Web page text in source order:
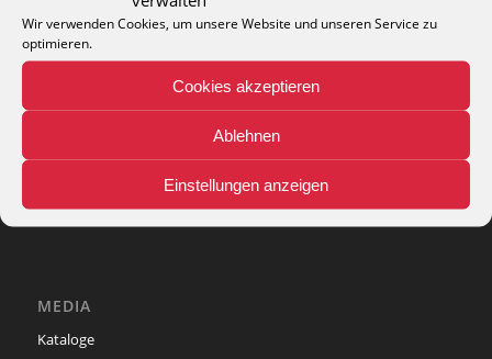
Wir verwenden Cookies, um unsere Website und unseren Service zu
optimieren.
Cookies akzeptieren
Ablehnen
Einstellungen anzeigen
INFO
MEDIA
Kataloge